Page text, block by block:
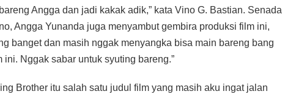
Angga dan jadi kakak adik,” kata Vino G. Bastian. Senada
Angga Yunanda juga menyambut gembira produksi film ini,
banget dan masih nggak menyangka bisa main bareng bang
ini. Nggak sabar untuk syuting bareng.”
Brother itu salah satu judul film yang masih aku ingat jalan